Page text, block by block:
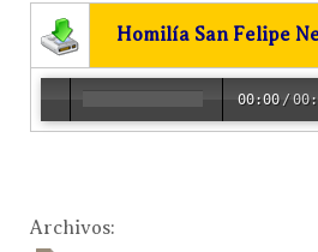
Homilía San Felipe
00:00 /
Archivos: